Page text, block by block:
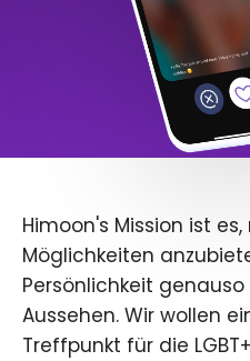
Himoon's Mission ist
Möglichkeiten
Persönlichkeit
Aussehen. Wir wollen
Treffpunkt für die